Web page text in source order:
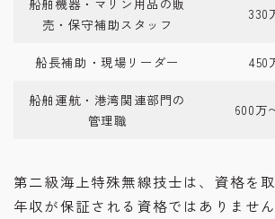
船舶機器・マリン用品の販
売・保守補助スタッフ
330
船長補助・現場リーダー 450
船舶運航・港湾関連部門の
管理職
600万
第二級海上特殊無線技士は、資格を
年収が保証される資格ではありません